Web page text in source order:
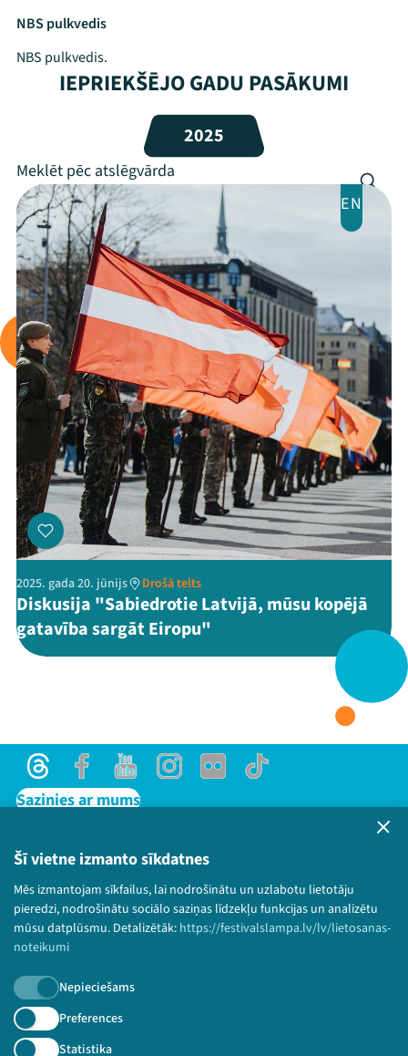
Šī vietne izmanto sīkdatnes
Mēs izmantojam sīkfailus, lai nodrošinātu un uzlabotu lietotāju
pieredzi, nodrošinātu sociālo saziņas līdzekļu funkcijas un analizētu
mūsu datplūsmu. Detalizētāk: https://festivalslampa.lv/lv/lietosanas-
noteikumi
Nepieciešams
Preferences
Statistika
Festivāls
Programma
Arhīvs
Viņi bija LAMPĀ 2026
Jaunumi
Ziedo
Veikals
Kontakti
ThreadsFacebookYoutube
X Instagram
Flick TikTok
NBS pulkvedis
NBS pulkvedis.
IEPRIEKŠĒJO GADU PASĀKUMI
2025
EN
2025. gada 20. jūnijs Drošā telts
Diskusija "Sabiedrotie Latvijā, mūsu kopējā
gatavība sargāt Eiropu"
ThreadsFacebookYoutubeInstagram
Flick TikTok
Sazinies ar mums
Lietošanas noteikumi un sīkdatņu politika
Bērnu aizsardzības politika
© 2026 Sarunu festivāls LAMPA Visas tiesības
paturētas.
Piesakies jaunumiem!